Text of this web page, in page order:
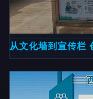
从文化墙到宣传栏